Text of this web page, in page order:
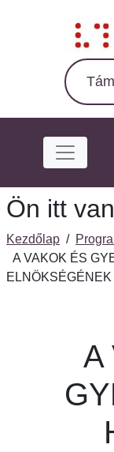
Ön itt van
Kezdőlap /
A VAKOK ÉS
A